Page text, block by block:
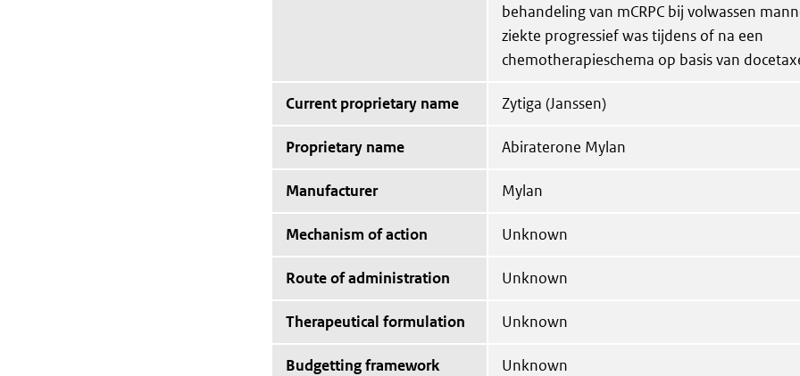
behandeling van mCRPC bij volwassen
ziekte progressief was tijdens of na een
chemotherapieschema op basis van
Current proprietary name Zytiga (Janssen)
Proprietary name Abiraterone Mylan
Manufacturer Mylan
Mechanism of action Unknown
Route of administration Unknown
Therapeutical formulation Unknown
Budgetting framework Unknown